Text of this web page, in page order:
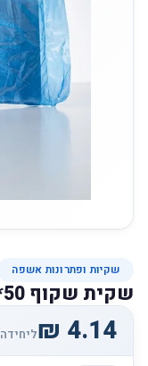
שקיות ופתרונות אשפה
שקית שקוף 50*70 HD - א' 50 יח'
ליחידה